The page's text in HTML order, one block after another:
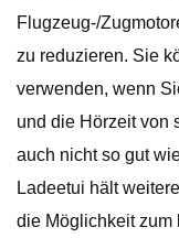
Flugzeug-/
zu reduzieren. Sie
verwenden, wenn
und die Hörzeit von
auch nicht so gut
Ladeetui hält
die Möglichkeit zum